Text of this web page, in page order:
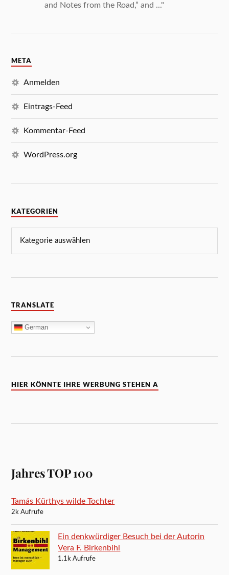
and Notes from the Road,” and ..."
META
Anmelden
Eintrags-Feed
Kommentar-Feed
WordPress.org
KATEGORIEN
TRANSLATE
German
HIER KÖNNTE IHRE WERBUNG STEHEN A
Jahres TOP 100
Tamás Kürthys wilde Tochter
2k Aufrufe
Ein denkwürdiger Besuch bei der Autorin
Vera F. Birkenbihl
1.1k Aufrufe